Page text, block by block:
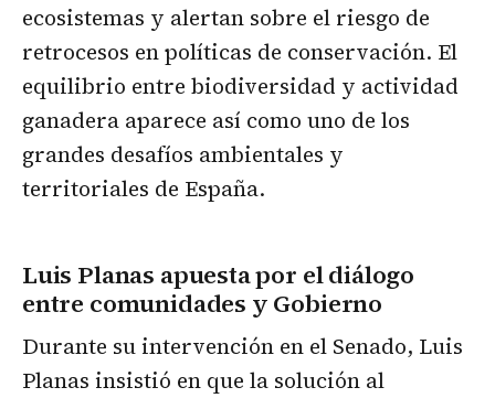
ecosistemas y alertan sobre el riesgo de
retrocesos en políticas de conservación. El
equilibrio entre biodiversidad y actividad
ganadera aparece así como uno de los
grandes desafíos ambientales y
territoriales de España.
Luis Planas apuesta por el diálogo
entre comunidades y Gobierno
Durante su intervención en el Senado, Luis
Planas insistió en que la solución al